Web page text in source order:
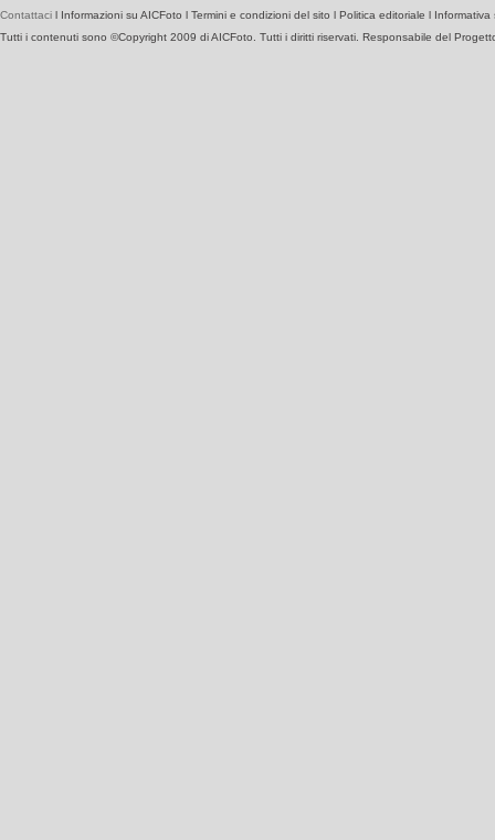
Contattaci l Informazioni su AICFoto l Termini e condizioni del sito l Politica editoriale l Informativa
Tutti i contenuti sono ©Copyright 2009 di AICFoto. Tutti i diritti riservati. Responsabile del